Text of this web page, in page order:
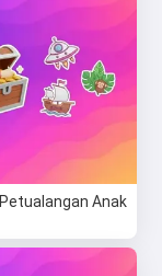
Anak